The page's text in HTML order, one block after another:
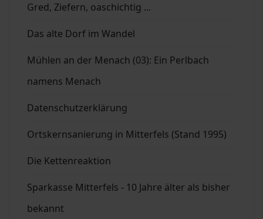
Gred, Ziefern, oaschichtig ...
Das alte Dorf im Wandel
Mühlen an der Menach (03): Ein Perlbach
namens Menach
Datenschutzerklärung
Ortskernsanierung in Mitterfels (Stand 1995)
Die Kettenreaktion
Sparkasse Mitterfels - 10 Jahre älter als bisher
bekannt